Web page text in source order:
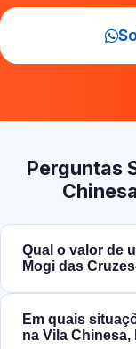
Perguntas
Qual o valor de
Mogi das
Em quais
na Vila Chinesa,